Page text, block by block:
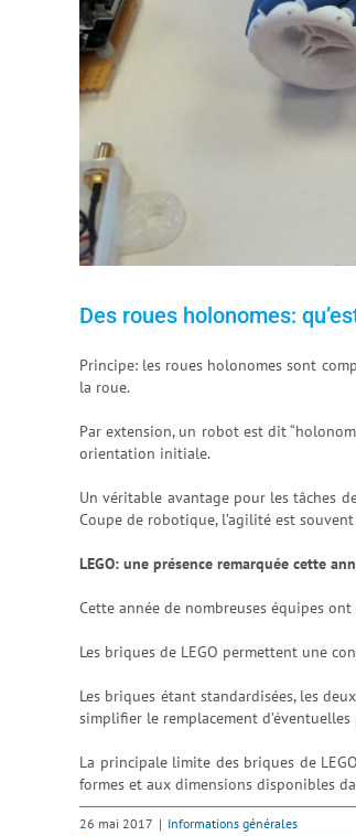
Des roues holonomes:
Principe: les roues holonomes sont
la roue.
Par extension, un robot est dit
orientation initiale.
Un véritable avantage pour les tâches
Coupe de robotique, l’agilité est
LEGO: une présence remarquée cette
Cette année de nombreuses équipes
Les briques de LEGO permettent une
Les briques étant standardisées, les
simplifier le remplacement d’éventuelles
La principale limite des briques de
formes et aux dimensions disponibles
26 mai 2017 | Informations générales